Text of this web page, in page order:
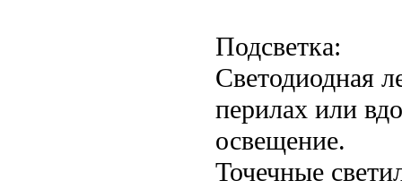
Подсветка:
Светодиодная
перилах или
освещение.
Точечные